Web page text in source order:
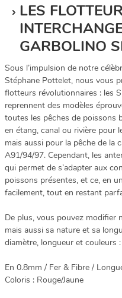
LES
GARBOLINO
Sous l’impulsion de notre
Stéphane Pottelet, nous vous
flotteurs révolutionnaires : les
reprennent des modèles
toutes les pêches de poissons
en étang, canal ou rivière pour
mais aussi pour la pêche de la
A91/94/97. Cependant, les
qui permet de s’adapter aux
poissons présentes, et ce, en
facilement, tout en restant
De plus, vous pouvez modifier
mais aussi sa nature et sa
diamètre, longueur et couleurs :
En 0.8mm / Fer & Fibre /
Coloris : Rouge/Jaune